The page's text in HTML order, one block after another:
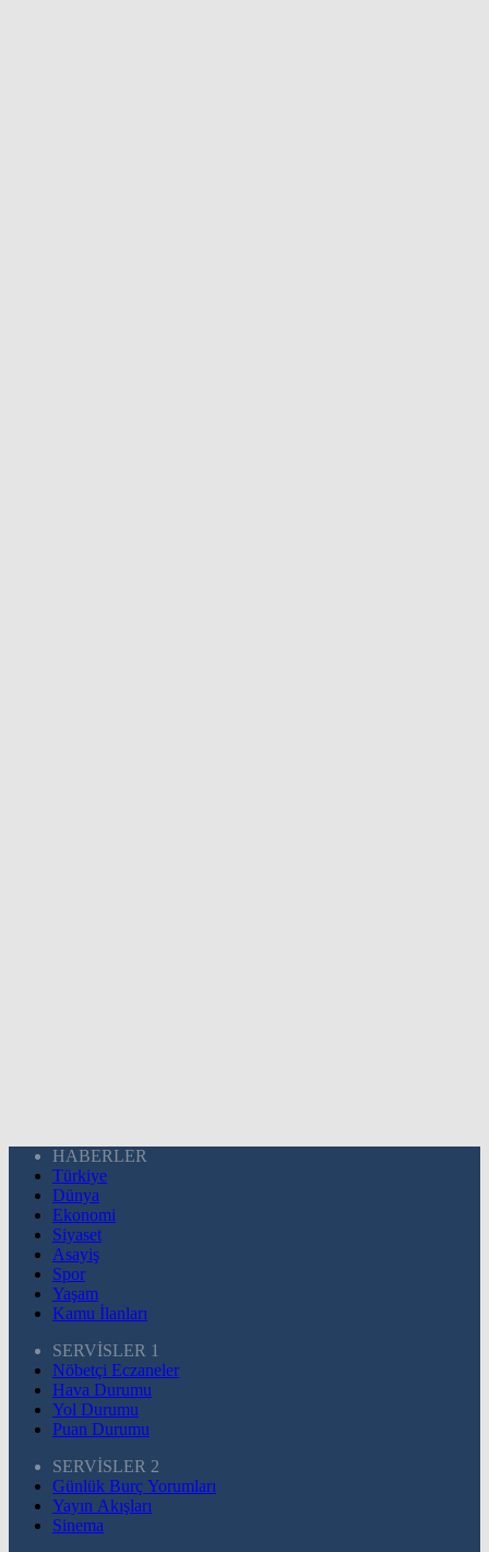
HABERLER
Türkiye
Dünya
Ekonomi
Siyaset
Asayiş
Spor
Yaşam
Kamu İlanları
SERVİSLER 1
Nöbetçi Eczaneler
Hava Durumu
Yol Durumu
Puan Durumu
SERVİSLER 2
Günlük Burç Yorumları
Yayın Akışları
Sinema